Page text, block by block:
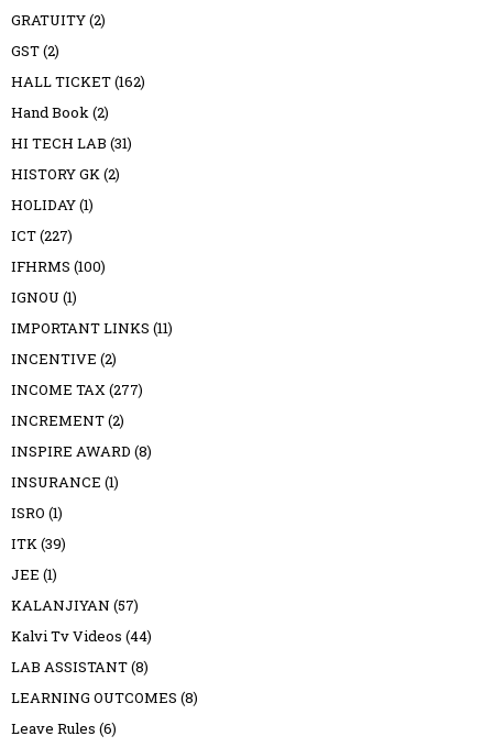
GRATUITY(2)
GST(2)
HALL TICKET(162)
Hand Book(2)
HI TECH LAB (31)
HISTORY GK(2)
HOLIDAY(1)
ICT(227)
IFHRMS (100)
IGNOU (1)
IMPORTANT LINKS (11)
INCENTIVE (2)
INCOME TAX(277)
INCREMENT(2)
INSPIRE AWARD (8)
INSURANCE (1)
ISRO (1)
ITK(39)
JEE (1)
KALANJIYAN (57)
Kalvi Tv Videos (44)
LAB ASSISTANT(8)
LEARNING OUTCOMES (8)
Leave Rules (6)